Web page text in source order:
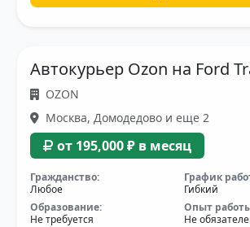
Автокурьер Ozon на Ford
OZON
Москва, Домодедово и еще 2
от 195,000 ₽ в месяц
Гражданство:
Любое
График
Гибкий
Образование:
Не требуется
Опыт
Не